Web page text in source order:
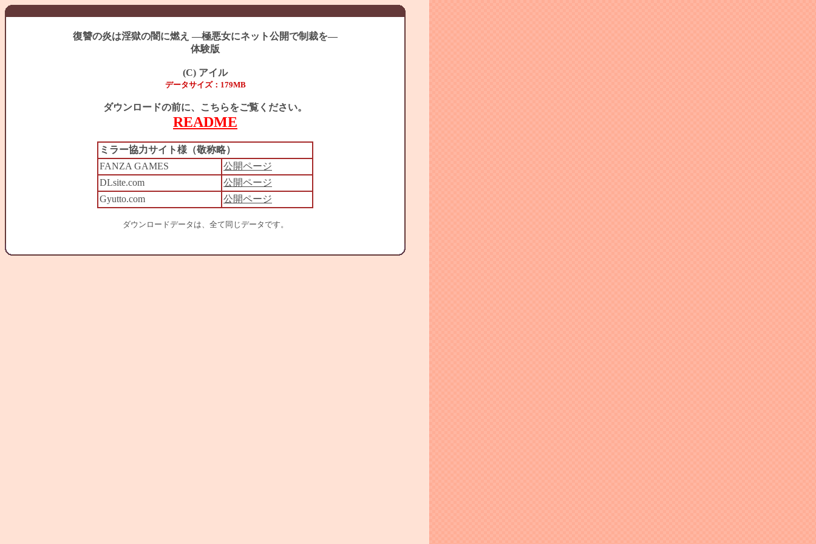
復讐の炎は淫獄の闇に燃え ―極悪女にネット公開で制裁を―
体験版
(C) アイル
データサイズ：179MB
ダウンロードの前に、こちらをご覧ください。
README
ミラー協力サイト様（敬称略）
FANZA GAMES
公開ページ
DLsite.com
公開ページ
Gyutto.com
公開ページ
ダウンロードデータは、全て同じデータです。